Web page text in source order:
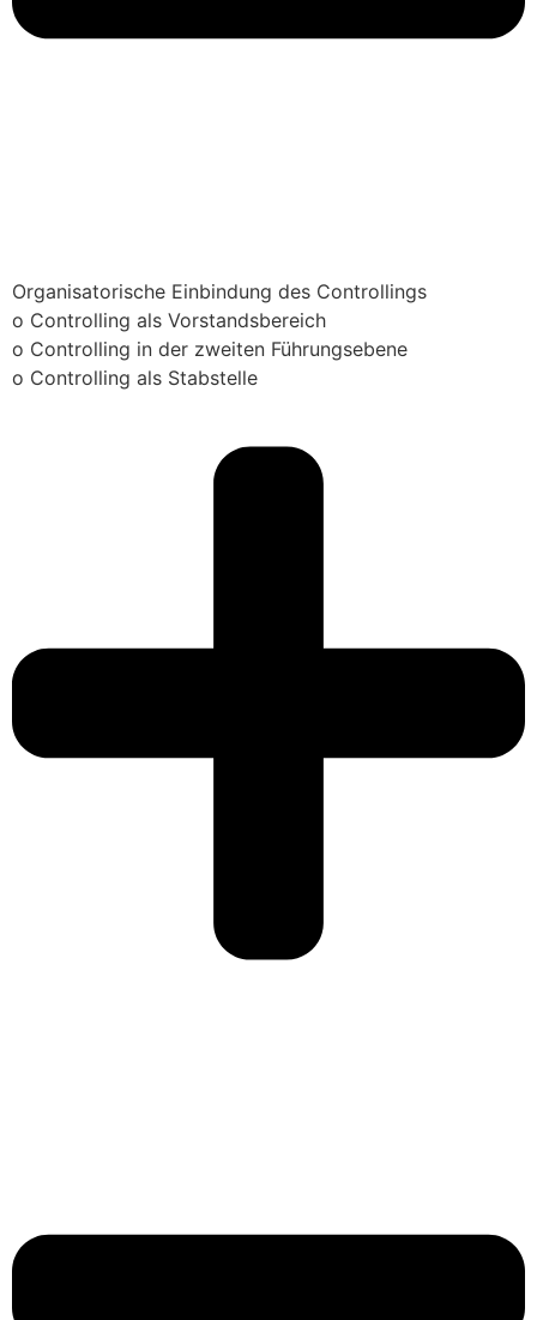
Organisatorische Einbindung des Controllings
o Controlling als Vorstandsbereich
o Controlling in der zweiten Führungsebene
o Controlling als Stabstelle